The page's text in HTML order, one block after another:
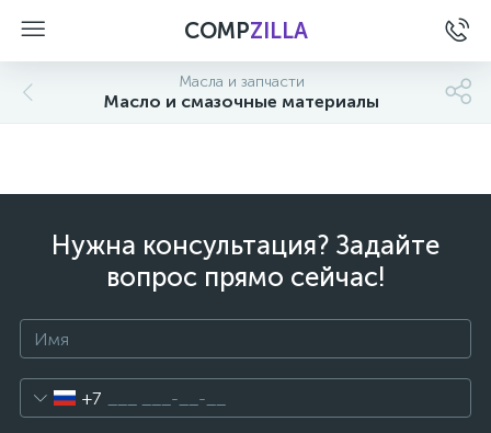
COMPZILLA
Масла и запчасти
Масло и смазочные материалы
Нужна консультация? Задайте
вопрос прямо сейчас!
+7